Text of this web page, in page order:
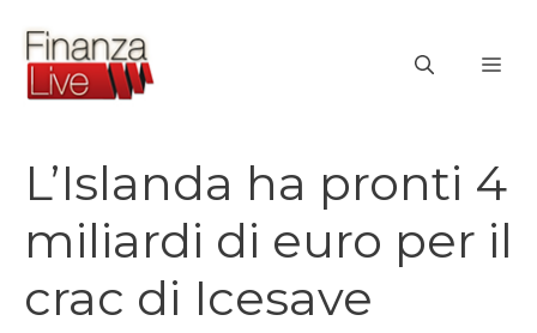
contenuto
L’Islanda ha pronti 4
miliardi di euro per il
crac di Icesave